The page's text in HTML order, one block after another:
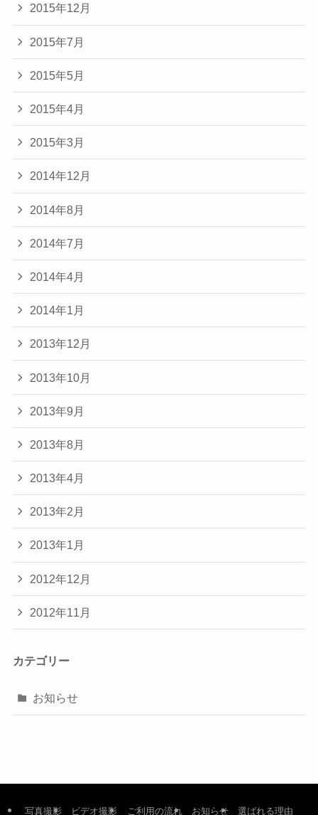
2015年12月
2015年7月
2015年5月
2015年4月
2015年3月
2014年12月
2014年8月
2014年7月
2014年4月
2014年1月
2013年12月
2013年10月
2013年9月
2013年8月
2013年4月
2013年2月
2013年1月
2012年12月
2012年11月
カテゴリー
お知らせ
写真撮影 ビデオ撮影 ご利用の流れ お知らせ 選ばれる理由